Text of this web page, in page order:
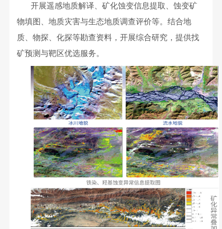
开展遥感地质解译、矿化蚀变信息提取、蚀变矿
物填图、地质灾害与生态地质调查评价等。结合地
质、物探、化探等勘查资料，开展综合研究，提供找
矿预测与靶区优选服务。